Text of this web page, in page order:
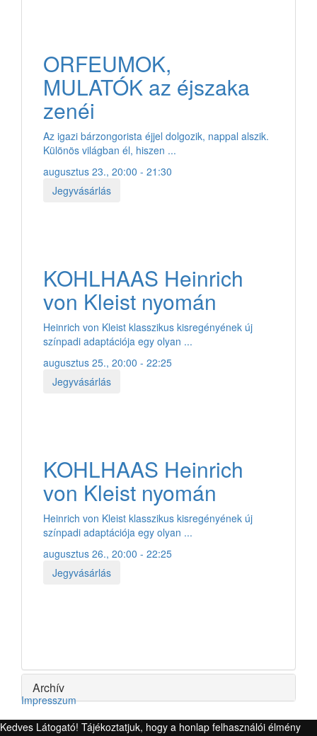
ORFEUMOK,
MULATÓK az éjszaka
zenéi
Az igazi bárzongorista éjjel dolgozik, nappal alszik.
Különös világban él, hiszen ...
augusztus 23., 20:00 - 21:30
Jegyvásárlás
KOHLHAAS Heinrich
von Kleist nyomán
Heinrich von Kleist klasszikus kisregényének új
színpadi adaptációja egy olyan ...
augusztus 25., 20:00 - 22:25
Jegyvásárlás
KOHLHAAS Heinrich
von Kleist nyomán
Heinrich von Kleist klasszikus kisregényének új
színpadi adaptációja egy olyan ...
augusztus 26., 20:00 - 22:25
Jegyvásárlás
Archív
Impresszum
Kedves Látogató! Tájékoztatjuk, hogy a honlap felhasználói élmény